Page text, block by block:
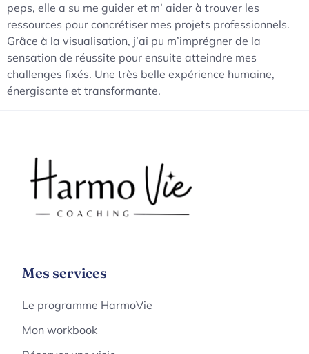
peps, elle a su me guider et m’ aider à trouver les
ressources pour concrétiser mes projets professionnels.
Grâce à la visualisation, j’ai pu m’imprégner de la
sensation de réussite pour ensuite atteindre mes
challenges fixés. Une très belle expérience humaine,
énergisante et transformante.
Mes services
Le programme HarmoVie
Mon workbook